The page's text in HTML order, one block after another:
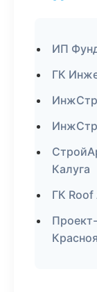
ИП
ГК
Калуга
ГК